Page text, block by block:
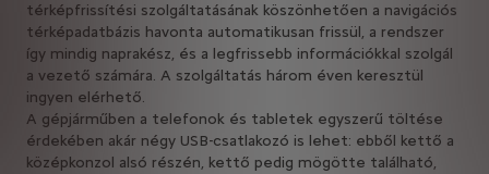
térképfrissítési szolgáltatásának köszönhetően a navigációs
térképadatbázis havonta automatikusan frissül, a rendszer
így mindig naprakész, és a legfrissebb információkkal szolgál
a vezető számára. A szolgáltatás három éven keresztül
ingyen elérhető.
A gépjárműben a telefonok és tabletek egyszerű töltése
érdekében akár négy USB-csatlakozó is lehet: ebből kettő a
középkonzol alsó részén, kettő pedig mögötte található,